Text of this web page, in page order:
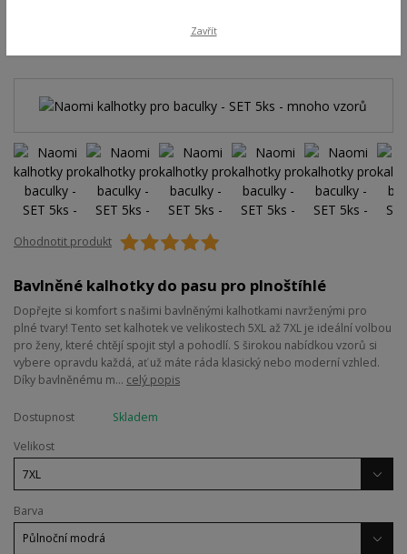
Ohodnotit produkt
Bavlněné kalhotky do pasu pro plnoštíhlé
Dopřejte si komfort s našimi bavlněnými kalhotkami navrženými pro
plné tvary! Tento set kalhotek ve velikostech 5XL až 7XL je ideální volbou
pro ženy, které chtějí spojit styl a pohodlí. S širokou nabídkou vzorů si
vybere opravdu každá, ať už máte ráda klasický nebo moderní vzhled.
Díky bavlněnému m... celý popis
Dostupnost
Skladem
Velikost
Barva
Zavřít